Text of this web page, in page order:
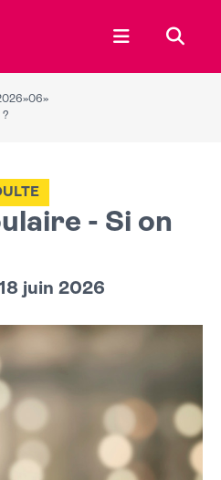
Ouvrir le
»06»
?
- Si on
juin 2026